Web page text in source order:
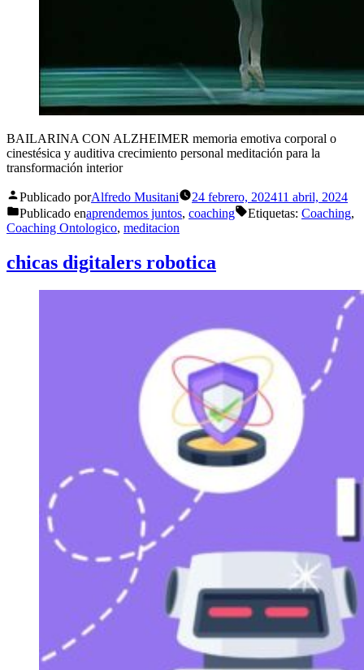
BAILARINA CON ALZHEIMER memoria emotiva corporal o
cinestésica y auditiva crecimiento personal meditación para la
transformación interior
Publicado porAlfredo Musitani 24 febrero, 202411 abril, 2024
Publicado enaprendemos juntos, coaching Etiquetas: Coaching,
Coaching Ontologico, meditacion
chicas digitalers robotica